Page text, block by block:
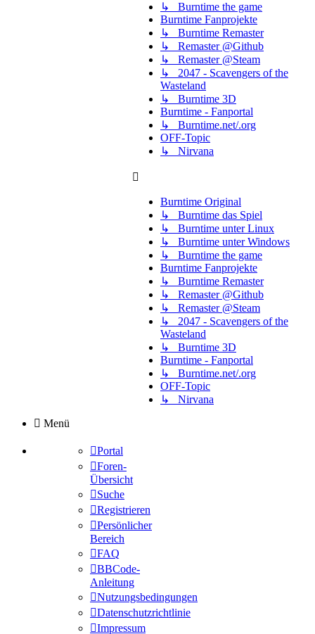
↳ Burntime the game
Burntime Fanprojekte
↳ Burntime Remaster
↳ Remaster @Github
↳ Remaster @Steam
↳ 2047 - Scavengers of the
Wasteland
↳ Burntime 3D
Burntime - Fanportal
↳ Burntime.net/.org
OFF-Topic
↳ Nirvana
Burntime Original
↳ Burntime das Spiel
↳ Burntime unter Linux
↳ Burntime unter Windows
↳ Burntime the game
Burntime Fanprojekte
↳ Burntime Remaster
↳ Remaster @Github
↳ Remaster @Steam
↳ 2047 - Scavengers of the
Wasteland
↳ Burntime 3D
Burntime - Fanportal
↳ Burntime.net/.org
OFF-Topic
↳ Nirvana
Menü
Portal
Foren-
Übersicht
Suche
Registrieren
Persönlicher
Bereich
FAQ
BBCode-
Anleitung
Nutzungsbedingungen
Datenschutzrichtlinie
Impressum